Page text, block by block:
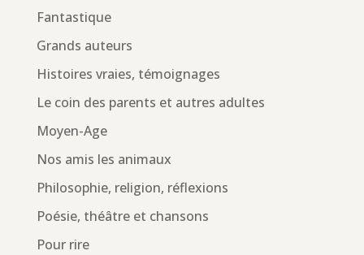
Fantastique
Grands auteurs
Histoires vraies, témoignages
Le coin des parents et autres adultes
Moyen-Age
Nos amis les animaux
Philosophie, religion, réflexions
Poésie, théâtre et chansons
Pour rire